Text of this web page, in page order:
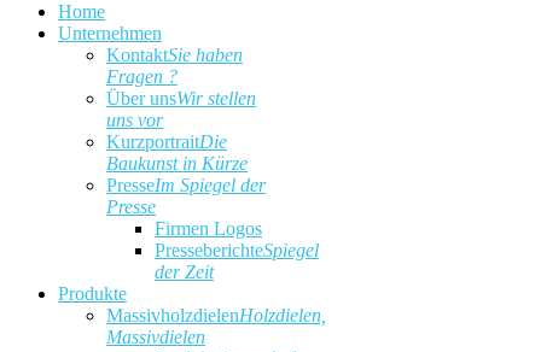
Home
Unternehmen
KontaktSie haben
Fragen ?
Über unsWir stellen
uns vor
KurzportraitDie
Baukunst in Kürze
PresseIm Spiegel der
Presse
Firmen Logos
PresseberichteSpiegel
der Zeit
Produkte
MassivholzdielenHolzdielen,
Massivdielen